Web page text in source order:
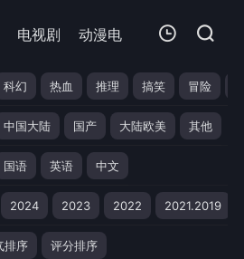
电视剧 动漫电影 短剧 今日
记录
暂无观看影片的记录
科幻 热血 推理 搞笑 冒险
中国大陆 国产 大陆欧美 其他
国语 英语 中文
2024 2023 2022 2021.2019
排序 评分排序